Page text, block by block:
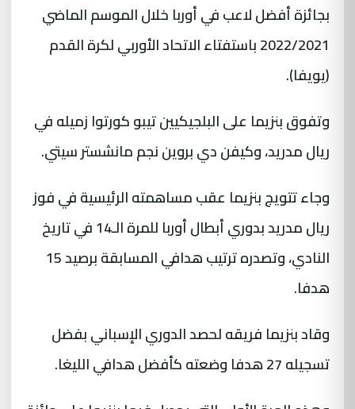
بجائزة أفضل لاعب في أوربا خلال الموسم الماضي
2022/2021 باستفتاء الاتحاد الأوربي لكرة القدم
(يويفا).
وتفوق بنزيما على البلجيكيين تيبو كورتوا زميله في
ريال مدريد، وكيفن دي بروين نجم مانشستر سيتي.
وجاء تتويج بنزيما عقب مساهمته الرئيسية في فوز
ريال مدريد بدوري أبطال أوربا للمرة الـ14 في تاريخ
النادي، وتصدره ترتيب هدافي المسابقة برصيد 15
هدفا.
وقاد بنزيما فريقه لحصد الدوري الإسباني بفضل
تسجيله 27 هدفا وضعته كأفضل هدافي الليغا.